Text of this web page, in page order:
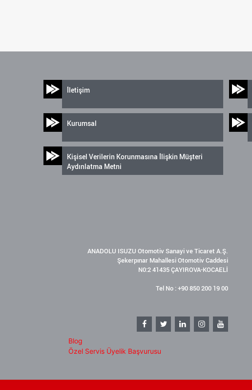
İletişim
Kurumsal
Kişisel Verilerin Korunmasına İlişkin Müşteri
Aydınlatma Metni
ANADOLU ISUZU Otomotiv Sanayi ve Ticaret A.Ş.
Şekerpınar Mahallesi Otomotiv Caddesi
N0:2 41435 ÇAYIROVA-KOCAELİ
Tel No : +90 850 200 19 00
Blog
Özel Servis Üyelik Başvurusu